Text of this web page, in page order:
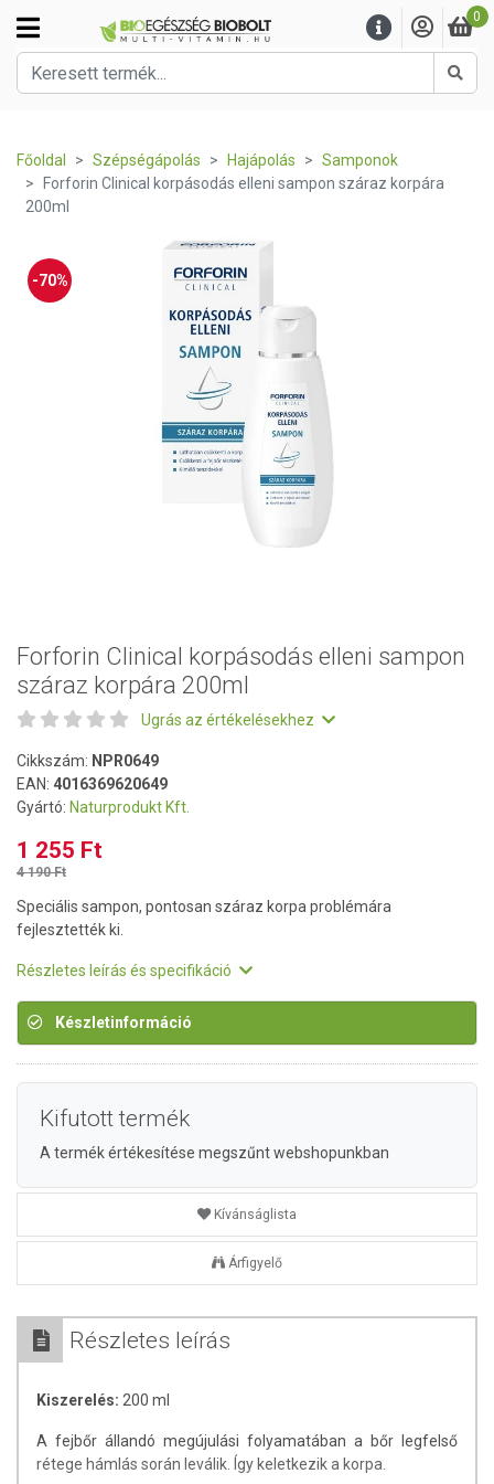
0
Főoldal Szépségápolás Hajápolás
Samponok
Forforin Clinical korpásodás elleni sampon száraz korpára
200ml
-70%
Forforin Clinical korpásodás elleni sampon
száraz korpára 200ml
Ugrás az értékelésekhez
Cikkszám: NPR0649
EAN: 4016369620649
Gyártó: Naturprodukt Kft.
1 255 Ft
4 190 Ft
Speciális sampon, pontosan száraz korpa problémára
fejlesztették ki.
Részletes leírás és specifikáció
Készletinformáció
Kifutott termék
A termék értékesítése megszűnt webshopunkban
Kívánságlista
Árfigyelő
Részletes leírás
Kiszerelés: 200 ml
A fejbőr állandó megújulási folyamatában a bőr legfelső
rétege hámlás során leválik. Így keletkezik a korpa.